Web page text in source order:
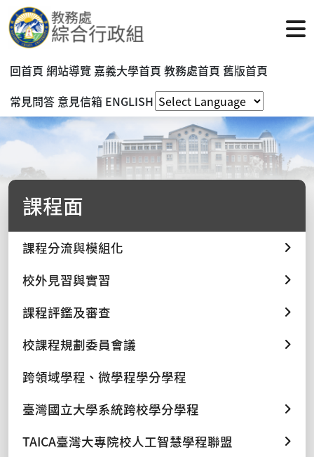
回首頁 網站導覽 嘉義大學首頁 教務處首頁 舊版首頁
常見問答 意見信箱 ENGLISH
課程面
課程分流與模組化
校外見習與實習
課程評鑑及審查
校課程規劃委員會議
跨領域學程、微學程學分學程
臺灣國立大學系統跨校學分學程
TAICA臺灣大專院校人工智慧學程聯盟